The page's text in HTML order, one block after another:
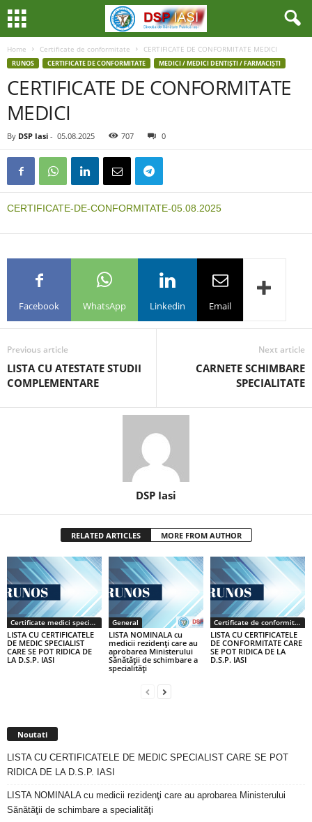
Home Certificate de conformitate CERTIFICATE DE CONFORMITATE MEDICI
RUNOS CERTIFICATE DE CONFORMITATE MEDICI / MEDICI DENTIȘTI / FARMACIȘTI
CERTIFICATE DE CONFORMITATE
MEDICI
By DSP Iasi - 05.08.2025 707 0
CERTIFICATE-DE-CONFORMITATE-05.08.2025
Facebook WhatsApp Linkedin Email
Previous article
LISTA CU ATESTATE STUDII
COMPLEMENTARE
Next article
CARNETE SCHIMBARE
SPECIALITATE
DSP Iasi
RELATED ARTICLES MORE FROM AUTHOR
Certificate medici specialiști / primari
LISTA CU CERTIFICATELE
DE MEDIC SPECIALIST
CARE SE POT RIDICA DE
LA D.S.P. IASI
General
LISTA NOMINALA cu
medicii rezidenţi care au
aprobarea Ministerului
Sănătăţii de schimbare a
specialităţi
Certificate de conformitate
LISTA CU CERTIFICATELE
DE CONFORMITATE CARE
SE POT RIDICA DE LA
D.S.P. IASI
Noutati
LISTA CU CERTIFICATELE DE MEDIC SPECIALIST CARE SE POT
RIDICA DE LA D.S.P. IASI
LISTA NOMINALA cu medicii rezidenţi care au aprobarea Ministerului
Sănătăţii de schimbare a specialităţi